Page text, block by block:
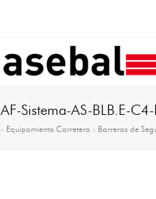
AF-Sistema-AS-BLB.E-C4-
» Equipamiento Carretera » Barreras de